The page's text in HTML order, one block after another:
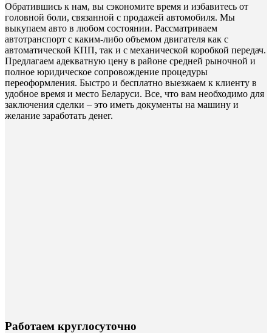
Обратившись к нам, вы сэкономите время и избавитесь от
головной боли, связанной с продажей автомобиля. Мы
выкупаем авто в любом состоянии. Рассматриваем
автотранспорт с каким-либо объемом двигателя как с
автоматической КПП, так и с механической коробкой передач.
Предлагаем адекватную цену в районе средней рыночной и
полное юридическое сопровождение процедуры
переоформления. Быстро и бесплатно выезжаем к клиенту в
удобное время и место Беларуси. Все, что вам необходимо для
заключения сделки – это иметь документы на машину и
желание заработать денег.
Работаем круглосуточно